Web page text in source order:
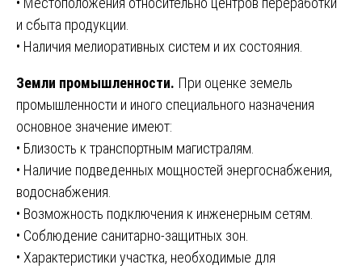
и сбыта продукции.
• Наличия мелиоративных систем и их состояния.
Земли промышленности. При оценке земель
промышленности и иного специального назначения
основное значение имеют:
• Близость к транспортным магистралям.
• Наличие подведенных мощностей энергоснабжения,
водоснабжения.
• Возможность подключения к инженерным сетям.
• Соблюдение санитарно-защитных зон.
• Характеристики участка, необходимые для